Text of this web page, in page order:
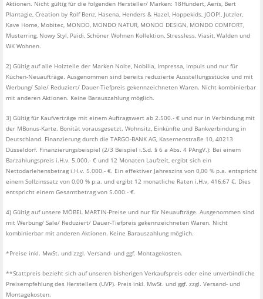
Aktionen. Nicht gültig für die folgenden Hersteller/ Marken: 18Hundert, Aeris, Bert
Plantagie, Creation by Rolf Benz, Hasena, Henders & Hazel, Hoppekids, JOOP!, Jutzler,
Kave Home, Mobitec, MONDO, MONDO NATUR, MONDO DESIGN, MONDO COMFORT,
Musterring, Nowy Styl, Paidi, Schöner Wohnen Kollektion, Stressless, Viasit, Walden und
WK Wohnen.
2) Gültig auf alle Holzteile der Marken Nolte, Nobilia, Impressa, Impuls und nur für
Küchen-Neuaufträge. Ausgenommen sind bereits reduzierte Ausstellungsstücke und mit
Werbung/ Sale/ Reduziert/ Dauer-Tiefpreis gekennzeichneten Waren. Nicht kombinierbar
mit anderen Aktionen. Keine Barauszahlung möglich.
3) Gültig für Kaufverträge mit einem Auftragswert ab 2.500.- € und nur in Verbindung mit
der MBonus-Karte. Bonität vorausgesetzt. Wohnsitz, Einkünfte und Bankverbindung in
Deutschland. Finanzierung durch die TARGO-BANK AG, Kasernenstraße 10, 40213
Düsseldorf. Finanzierungsbeispiel (2/3 Beispiel i.S.d. § 6 a Abs. 4 PAngV.): Bei einem
Barzahlungspreis i.H.v. 5.000.- € und 12 Monaten Laufzeit, ergibt sich ein
Nettodarlehensbetrag i.H.v. 5.000.- €. Ein effektiver Jahreszins von 0,00 % p.a. entspricht
einem Sollzinssatz von 0,00 % p.a. und ergibt 12 monatliche Raten i.H.v. 416,67 €. Dies
entspricht einem Gesamtbetrag von 5.000.- €.
4) Gültig auf unsere MÖBEL MARTIN-Preise und nur für Neuaufträge. Ausgenommen sind
mit Werbung/ Sale/ Reduziert/ Dauer-Tiefpreis gekennzeichneten Waren. Nicht
kombinierbar mit anderen Aktionen. Keine Barauszahlung möglich.
*Preise inkl. MwSt. und zzgl. Versand- und ggf. Montagekosten.
**Stattpreis bezieht sich auf unseren bisherigen Verkaufspreis oder eine unverbindliche
Preisempfehlung des Herstellers (UVP). Preis inkl. MwSt. und ggf. zzgl. Versand- und
Montagekosten.